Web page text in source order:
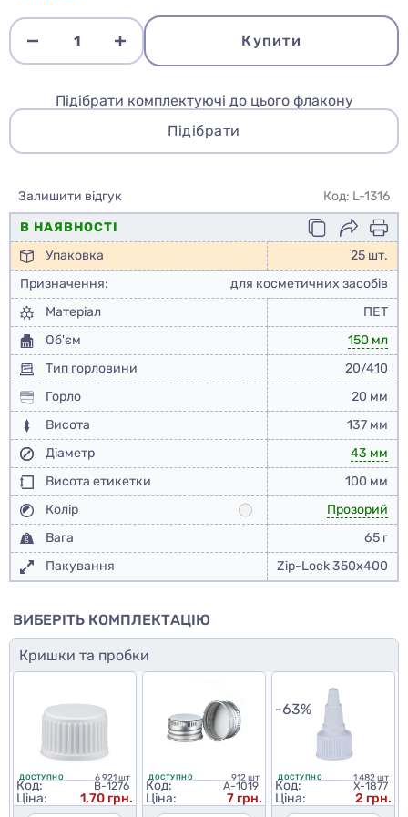
Купити
Підібрати комплектуючі до цього флакону
Підібрати
Залишити відгук
Код: L-1316
В НАЯВНОСТІ
Упаковка
25 шт.
Призначення:
для косметичних засобів
Матеріал
ПЕТ
Об'єм
150 мл
Тип горловини
20/410
Горло
20 мм
Висота
137 мм
Діаметр
43 мм
Висота етикетки
100 мм
Колір
Прозорий
Вага
65 г
Пакування
Zip-Lock 350x400
ВИБЕРІТЬ КОМПЛЕКТАЦІЮ
Кришки та пробки
ДОСТУПНО 6 921 шт
Код: B-1276
Ціна:
1,70 грн.
ДОСТУПНО 912 шт
Код: A-1019
Ціна:
7 грн.
-63%
ДОСТУПНО 1 482 шт
Код: X-1877
Ціна:
2 грн.